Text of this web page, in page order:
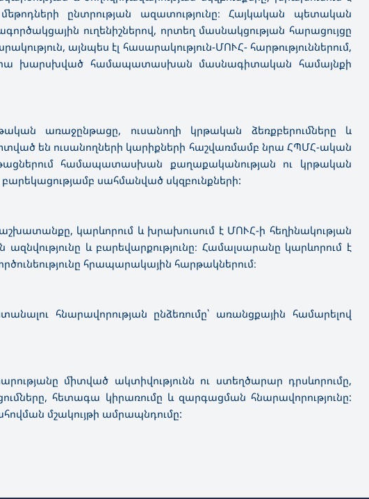
ընտրության ազատությունը։ Հայկական պետական
ուղենիշներով, որտեղ մասնակցության հարացույցը
այնպես էլ հասարակություն-ՄՈՒՀ- հարթություններում,
վրա խարսխված համապատասխան մասնագիտական համայնքի
առաջընթացը, ուսանողի կրթական ձեռքբերումները և
են ուսանողների կարիքների հաշվառմամբ նրա ՀՊՄՀ-ական
համապատասխան քաղաքականության ու կրթական
սահմանված սկզբունքների:
կարևորում և խրախուսում է ՄՈՒՀ-ի հեղինակության
և բարեվարքությունը։ Համալսարանը կարևորում է
հրապարակային հարթակներում։
հնարավորության ընձեռումը՝ առանցքային համարելով
միտված ակտիվությունն ու ստեղծարար դրսևորումը,
հետագա կիրառումը և զարգացման հնարավորությունը:
մշակույթի ամրապնդումը: